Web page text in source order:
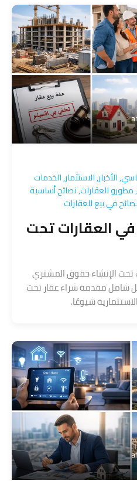
,الأخبار,الاستثمار,الخدمات
,مطورو العقارات,نصائح أساسية
نصائح في بيع العقارات
العقارات تحت
الإنشاء حقوق المشتري
شامل مقدمة شراء عقار تحت
شيوعًا.